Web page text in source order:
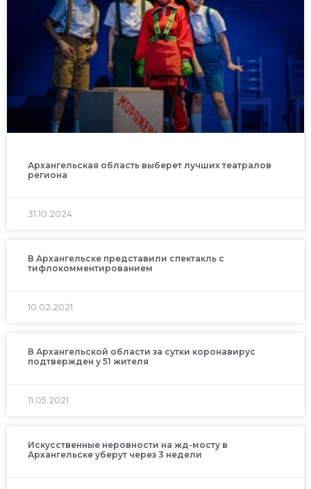
Архангельская область выберет лучших театралов
региона
31.10.2024
В Архангельске представили спектакль с
тифлокомментированием
10.02.2021
В Архангельской области за сутки коронавирус
подтвержден у 51 жителя
11.05.2021
Искусственные неровности на жд-мосту в
Архангельске уберут через 3 недели